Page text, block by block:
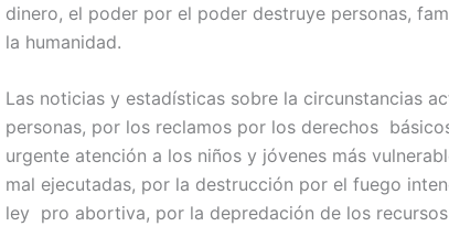
dinero, el poder por el poder destruye personas,
la humanidad.
Las noticias y estadísticas sobre la circunstancias
personas, por los reclamos por los derechos
urgente atención a los niños y jóvenes más
mal ejecutadas, por la destrucción por el fuego
ley pro abortiva, por la depredación de los